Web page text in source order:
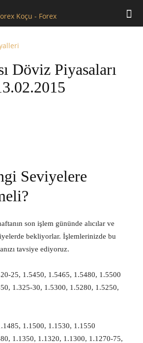
Döviz Piyasaları
Seviyelere
son işlem gününde alıcılar ve
bekliyorlar. İşlemlerinizde bu
tavsiye ediyoruz.
25, 1.5450, 1.5465, 1.5480, 1.5500
1.325-30, 1.5300, 1.5280, 1.5250,
1.1500, 1.1530, 1.1550
1.1350, 1.1320, 1.1300, 1.1270-75,